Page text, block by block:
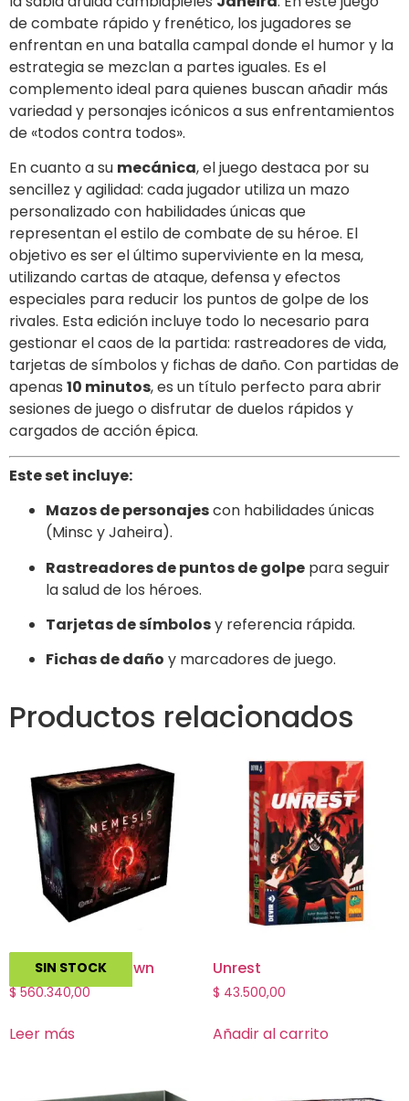
de combate rápido y frenético, los jugadores se
enfrentan en una batalla campal donde el humor y la
estrategia se mezclan a partes iguales. Es el
complemento ideal para quienes buscan añadir más
variedad y personajes icónicos a sus enfrentamientos
de «todos contra todos».
En cuanto a su mecánica, el juego destaca por su
sencillez y agilidad: cada jugador utiliza un mazo
personalizado con habilidades únicas que
representan el estilo de combate de su héroe. El
objetivo es ser el último superviviente en la mesa,
utilizando cartas de ataque, defensa y efectos
especiales para reducir los puntos de golpe de los
rivales. Esta edición incluye todo lo necesario para
gestionar el caos de la partida: rastreadores de vida,
tarjetas de símbolos y fichas de daño. Con partidas de
apenas 10 minutos, es un título perfecto para abrir
sesiones de juego o disfrutar de duelos rápidos y
cargados de acción épica.
Este set incluye:
Mazos de personajescon habilidades únicas
(Minsc y Jaheira).
Rastreadores de puntos de golpe para seguir
la salud de los héroes.
Tarjetas de símbolosy referencia rápida.
Fichas de daño y marcadores de juego.
Productos relacionados
SIN STOCK
Nemesis: Lockdown
$560.340,00
Leer más
Unrest
$ 43.500,00
Añadir al carrito